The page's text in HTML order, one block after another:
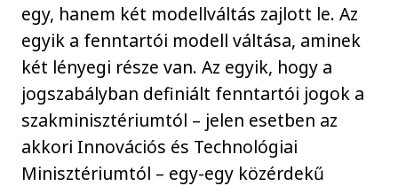
egy, hanem két modellváltás zajlott le. Az
egyik a fenntartói modell váltása, aminek
két lényegi része van. Az egyik, hogy a
jogszabályban definiált fenntartói jogok a
szakminisztériumtól – jelen esetben az
akkori Innovációs és Technológiai
Minisztériumtól – egy-egy közérdekű